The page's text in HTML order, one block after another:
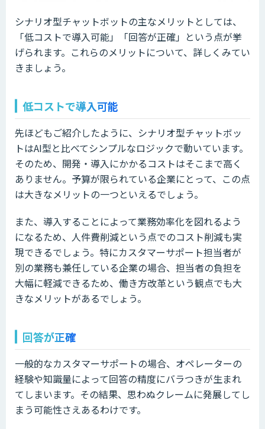
シナリオ型チャットボットの主なメリットとしては、
「低コストで導入可能」「回答が正確」という点が挙
げられます。これらのメリットについて、詳しくみてい
きましょう。
低コストで導入可能
先ほどもご紹介したように、シナリオ型チャットボッ
トはAI型と比べてシンプルなロジックで動いています。
そのため、開発・導入にかかるコストはそこまで高く
ありません。予算が限られている企業にとって、この点
は大きなメリットの一つといえるでしょう。
また、導入することによって業務効率化を図れるよう
になるため、人件費削減という点でのコスト削減も実
現できるでしょう。特にカスタマーサポート担当者が
別の業務も兼任している企業の場合、担当者の負担を
大幅に軽減できるため、働き方改革という観点でも大
きなメリットがあるでしょう。
回答が正確
一般的なカスタマーサポートの場合、オペレーターの
経験や知識量によって回答の精度にバラつきが生まれ
てしまいます。その結果、思わぬクレームに発展してし
まう可能性さえあるわけです。